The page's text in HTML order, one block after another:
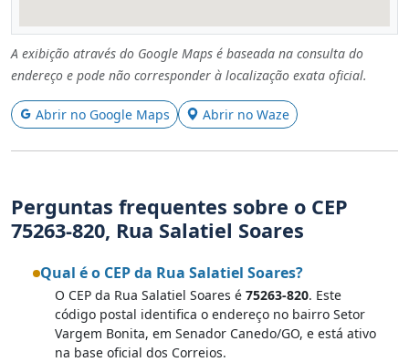
A exibição através do Google Maps é baseada na consulta do
endereço e pode não corresponder à localização exata oficial.
Abrir no Google Maps Abrir no Waze
Perguntas frequentes sobre o CEP
75263-820, Rua Salatiel Soares
Qual é o CEP da Rua Salatiel Soares?
O CEP da Rua Salatiel Soares é 75263-820. Este
código postal identifica o endereço no bairro Setor
Vargem Bonita, em Senador Canedo/GO, e está ativo
na base oficial dos Correios.